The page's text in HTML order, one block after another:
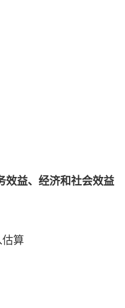
效益、经济和社会效益
算